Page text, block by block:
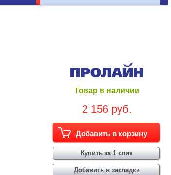
Товар в наличии
2 156 руб.